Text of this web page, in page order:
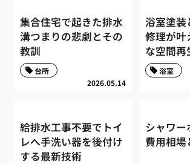
集合住宅で起きた排水
溝つまりの悲劇とその
教訓
2026.05.14
台所
浴室塗装
修理が叶
な空間再
浴室
給排水工事不要でトイ
レへ手洗い器を後付け
する最新技術
シャワー
費用相場